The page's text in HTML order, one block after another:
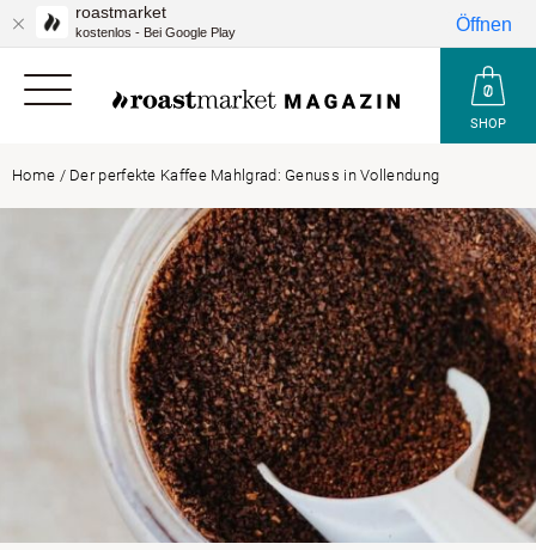
SHOP
Home / Der perfekte Kaffee Mahlgrad: Genuss in Vollendung
roastmarket
kostenlos - Bei Google Play Öffnen